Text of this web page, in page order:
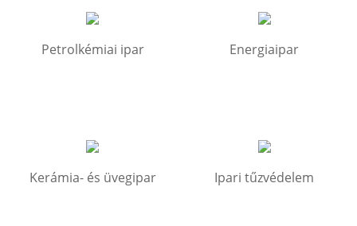
Petrolkémiai ipar Energiaipar
Kerámia- és üvegipar Ipari tűzvédelem